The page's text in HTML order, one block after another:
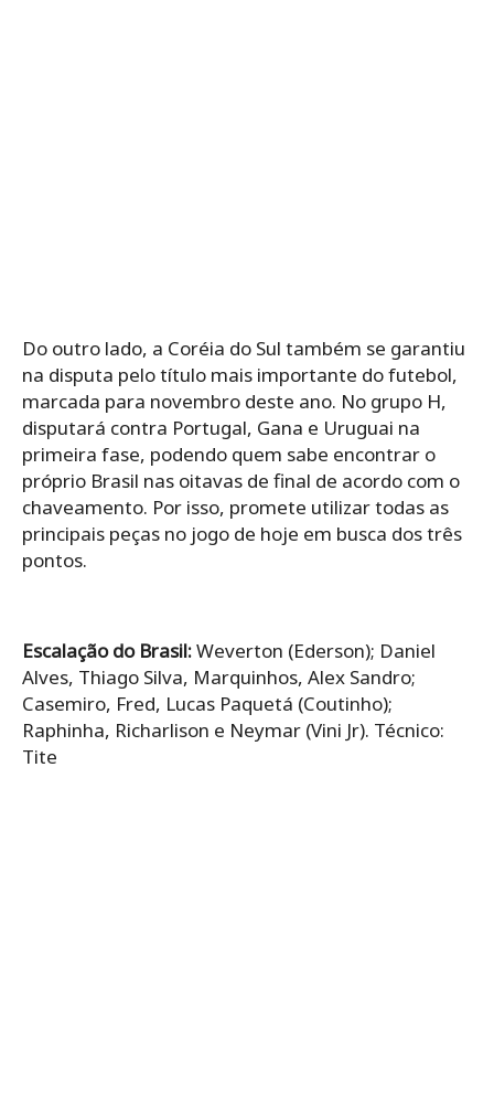
Do outro lado, a Coréia do Sul também se garantiu
na disputa pelo título mais importante do futebol,
marcada para novembro deste ano. No grupo H,
disputará contra Portugal, Gana e Uruguai na
primeira fase, podendo quem sabe encontrar o
próprio Brasil nas oitavas de final de acordo com o
chaveamento. Por isso, promete utilizar todas as
principais peças no jogo de hoje em busca dos três
pontos.
Escalação do Brasil:Weverton (Ederson); Daniel
Alves, Thiago Silva, Marquinhos, Alex Sandro;
Casemiro, Fred, Lucas Paquetá (Coutinho);
Raphinha, Richarlison e Neymar (Vini Jr). Técnico:
Tite